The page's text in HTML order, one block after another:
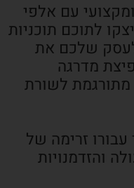
עם אלפי
לתוכם תוכניות
שלכם את
מדרגה
לשורת
זרימה של
והזדמנויות